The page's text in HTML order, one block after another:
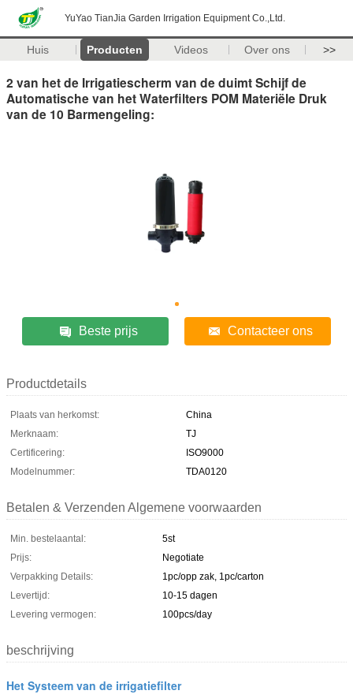
YuYao TianJia Garden Irrigation Equipment Co.,Ltd.
Huis Producten Videos Over ons >>
2 van het de Irrigatiescherm van de duimt Schijf de
Automatische van het Waterfilters POM Materiële Druk
van de 10 Barmengeling:
Beste prijs Contacteer ons
Productdetails
Plaats van herkomst:
China
Merknaam:
TJ
Certificering:
ISO9000
Modelnummer:
TDA0120
Betalen & Verzenden Algemene voorwaarden
Min. bestelaantal:
5st
Prijs:
Negotiate
Verpakking Details:
1pc/opp zak, 1pc/carton
Levertijd:
10-15 dagen
Levering vermogen:
100pcs/day
beschrijving
Het Systeem van de irrigatiefilter